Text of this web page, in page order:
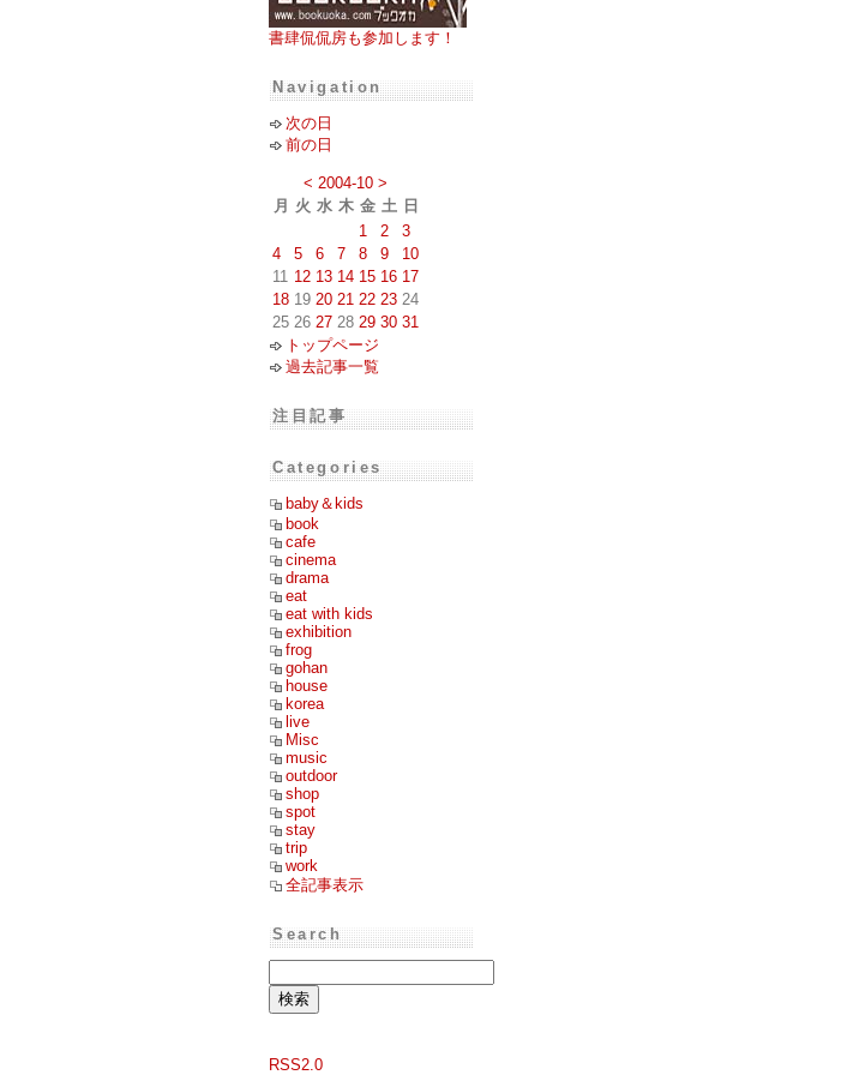
書肆侃侃房も参加します！
Navigation
次の日
前の日
< 2004-10 >
月
火 水 木 金 土 日
1
2
3
4
5 6 7 8 9
10
11 12 13 14 15 16 17
18 19 20 21 22 23 24
25 26 27 28 29 30 31
トップページ
過去記事一覧
注目記事
Categories
baby＆kids
book
cafe
cinema
drama
eat
eat with kids
exhibition
frog
gohan
house
korea
live
Misc
music
outdoor
shop
spot
stay
trip
work
全記事表示
Search
RSS2.0